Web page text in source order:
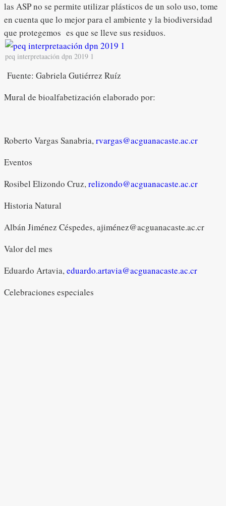
las ASP no se permite utilizar plásticos de un solo uso, tome
en cuenta que lo mejor para el ambiente y la biodiversidad
que protegemos es que se lleve sus residuos.
peq interpretaación dpn 2019 1
Fuente: Gabriela Gutiérrez Ruíz
Mural de bioalfabetización elaborado por:
Roberto Vargas Sanabria,rvargas@acguanacaste.ac.cr
Eventos
Rosibel Elizondo Cruz,relizondo@acguanacaste.ac.cr
Historia Natural
Albán Jiménez Céspedes, ajiménez@acguanacaste.ac.cr
Valor del mes
Eduardo Artavia,eduardo.artavia@acguanacaste.ac.cr
Celebraciones especiales